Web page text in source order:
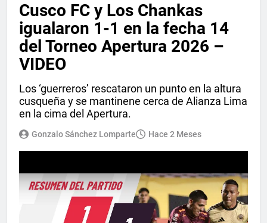
Cusco FC y Los Chankas
igualaron 1-1 en la fecha 14
del Torneo Apertura 2026 –
VIDEO
Los ‘guerreros’ rescataron un punto en la altura
cusqueña y se mantinene cerca de Alianza Lima
en la cima del Apertura.
Gonzalo Sánchez Lomparte Hace 2 Meses